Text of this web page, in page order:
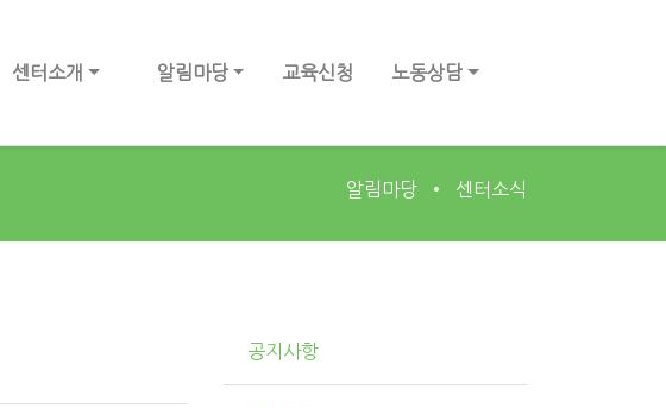
센터소개 알림마당 교육신청 노동상담
알림마당 센터소식
공지사항